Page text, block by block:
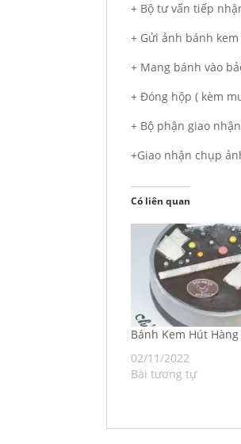
+ Bộ tư vấn tiếp
+ Gửi ảnh bánh
+ Mang bánh vào
+ Đóng hộp ( kèm
+ Bộ phận giao
+Giao nhận chụp
Có liên quan
Bánh Kem Hút Hàng
02/11/2022
Bài tương tự